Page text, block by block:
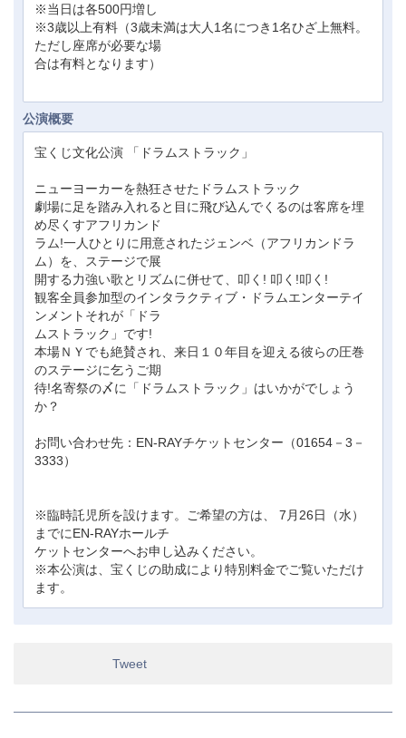
※当日は各500円増し
※3歳以上有料（3歳未満は大人1名につき1名ひざ上無料。
ただし座席が必要な場
合は有料となります）
公演概要
宝くじ文化公演 「ドラムストラック」
ニューヨーカーを熱狂させたドラムストラック
劇場に足を踏み入れると目に飛び込んでくるのは客席を埋
め尽くすアフリカンド
ラム!一人ひとりに用意されたジェンベ（アフリカンドラ
ム）を、ステージで展
開する力強い歌とリズムに併せて、叩く! 叩く!叩く!
観客全員参加型のインタラクティブ・ドラムエンターテイ
ンメントそれが「ドラ
ムストラック」です!
本場ＮＹでも絶賛され、来日１０年目を迎える彼らの圧巻
のステージに乞うご期
待!名寄祭の〆に「ドラムストラック」はいかがでしょう
か？
お問い合わせ先：EN-RAYチケットセンター（01654－3－
3333）
※臨時託児所を設けます。ご希望の方は、 7月26日（水）
までにEN-RAYホールチ
ケットセンターへお申し込みください。
※本公演は、宝くじの助成により特別料金でご覧いただけ
ます。
Tweet